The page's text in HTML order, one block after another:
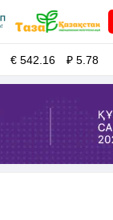
€542.16 ₽5.78